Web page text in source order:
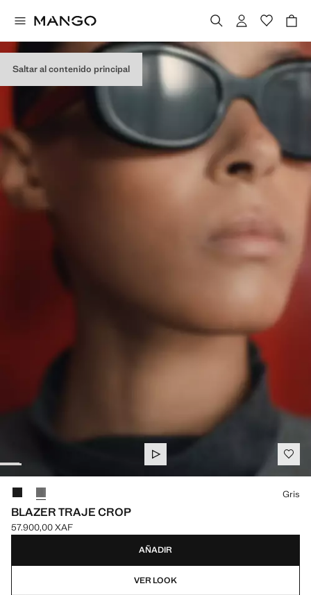
Saltar al contenido principal
BLAZER TRAJE CROP
Precio actual [57.900,00 XAF ]
57.900,00 XAF
Selecciona un color
Gris
AÑADIR
VER LOOK